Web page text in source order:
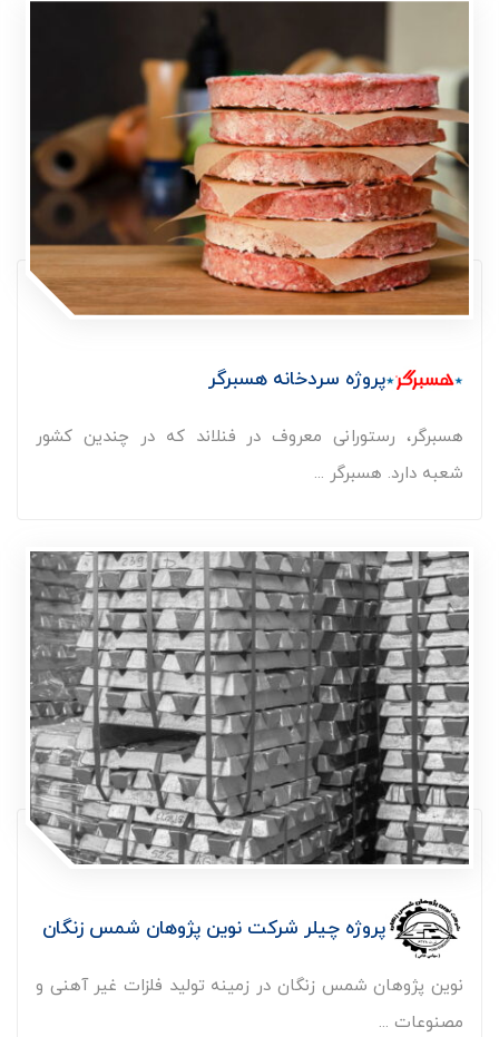
پروژه سردخانه هسبرگر
هسبرگر، رستورانی معروف در فنلاند که در چندین کشور
شعبه دارد. هسبرگر ...
پروژه چیلر شرکت نوین پژوهان شمس زنگان
نوین پژوهان شمس زنگان در زمینه تولید فلزات غیر آهنی و
مصنوعات ...